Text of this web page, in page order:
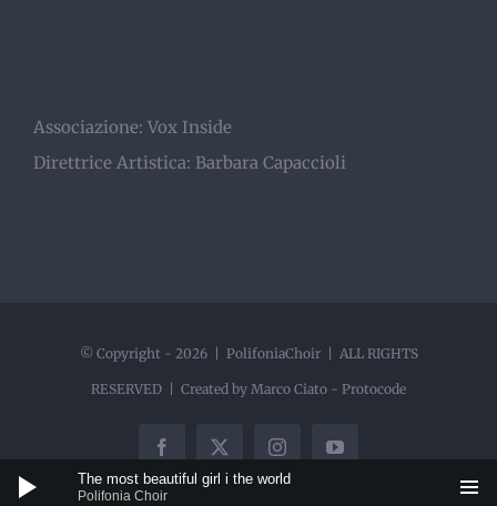
Associazione: Vox Inside
Direttrice Artistica: Barbara Capaccioli
© Copyright - 2026 | PolifoniaChoir | ALL RIGHTS
RESERVED | Created by Marco Ciato - Protocode
Facebook
X InstagramYouTube
Audio
Polifonia Choir
The most beautiful girl i the world